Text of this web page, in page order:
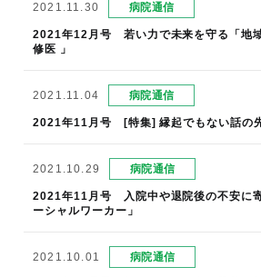
2021.11.30 病院通信
2021年12月号 若い力で未来を守る「地
修医 」
2021.11.04 病院通信
2021年11月号 [特集] 縁起でもない話の
2021.10.29 病院通信
2021年11月号 入院中や退院後の不安に
ーシャルワーカー」
2021.10.01 病院通信